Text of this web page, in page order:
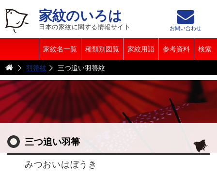
家紋のいろは
日本の家紋に関する情報サイト
家紋名一覧 種類別図覧 家紋用語 参考資料 検索
お問い合わせ
羽箒紋 三つ追い羽箒紋
三つ追い羽箒
みつおいはぼうき